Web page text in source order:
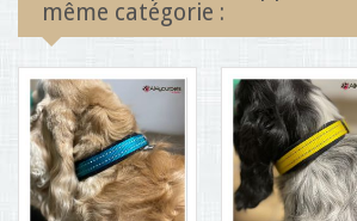
même catégorie :